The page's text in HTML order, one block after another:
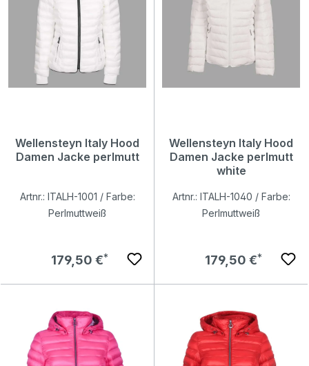
Wellensteyn Italy Hood
Damen Jacke perlmutt
Artnr.: ITALH-1001 / Farbe:
Perlmuttweiß
Regulärer Preis:
179,50 €
Wellensteyn Italy Hood
Damen Jacke perlmutt
white
Artnr.: ITALH-1040 / Farbe:
Perlmuttweiß
Regulärer Preis:
179,50 €